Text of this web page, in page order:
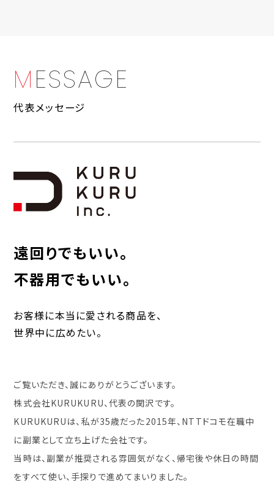
MESSAGE
代表メッセージ
遠回りでもいい。
不器用でもいい。
お客様に本当に愛される商品を、
世界中に広めたい。
ご覧いただき、誠にありがとうございます。
株式会社KURUKURU、代表の関沢です。
KURUKURUは、私が35歳だった2015年、NTTドコモ在職中
に副業として立ち上げた会社です。
当時は、副業が推奨される雰囲気がなく、帰宅後や休日の時間
をすべて使い、手探りで進めてまいりました。